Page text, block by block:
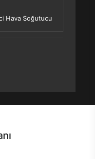
Hava Soğutucu